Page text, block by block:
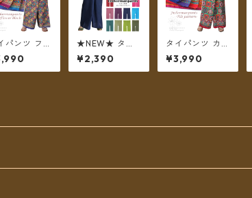
パンツ フラ
ブロックプ
ト 6カラー
パン ロング
★NEW★ タイ
パンツ コットン
無地 ポケット付
き ロング丈
¥2,390
タイパンツ カラ
フルタイル調柄
7カラー リゾパ
ン ロング丈【メ
¥3,990